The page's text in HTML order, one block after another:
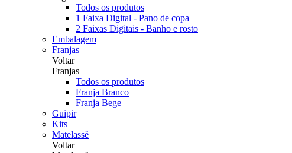
Todos os produtos
1 Faixa Digital - Pano de copa
2 Faixas Digitais - Banho e rosto
Embalagem
Franjas
Voltar
Franjas
Todos os produtos
Franja Branco
Franja Bege
Guipir
Kits
Matelassê
Voltar